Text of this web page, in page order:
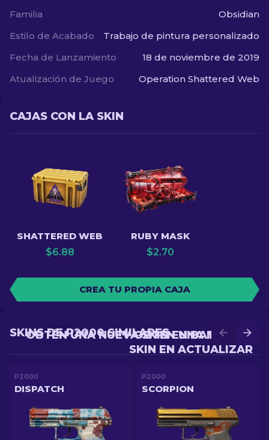
Familia
Obsidian
Estilo de Acabado
Trabajo de pintura personalizado
Fecha de Lanzamiento
18 de noviembre de 2019
Atualización de Juego
Operation Shattered Web
CAJAS CON LA SKIN
SHATTERED WEB
$6.88
RUBY MASK
$2.70
CREA TU PROPIA CAJA
OBTÉN UNA MEJOR
SKIN EN ACTUALIZAR
OBTÉN UNA NUEVA SKIN EN BATALLA
SKINS DE P2000 SIMILARES
P2000
DISPATCH
P2000
SCORPION